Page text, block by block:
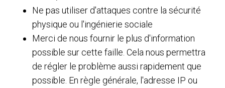
Ne pas utiliser d'attaques contre la sécurité
physique ou l'ingénierie sociale
Merci de nous fournir le plus d'information
possible sur cette faille. Cela nous permettra
de régler le problème aussi rapidement que
possible. En règle générale, l'adresse IP ou